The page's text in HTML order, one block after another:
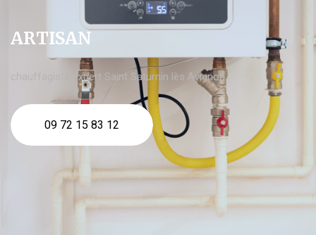
ARTISAN
chauffagiste expert Saint Saturnin lès Avignon
09 72 15 83 12